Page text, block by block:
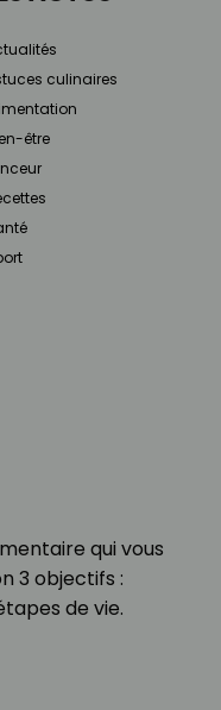
qui vous
3 objectifs :
de vie.
culinaires
être